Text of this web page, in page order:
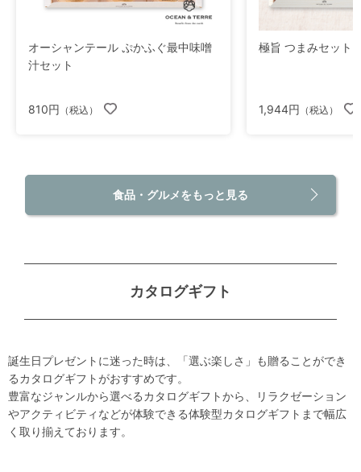
オーシャンテール ぷかふぐ最中味噌
汁セット
810円 （税込）
極旨 つまみセットI
1,944円 （税込）
食品・グルメをもっと見る
カタログギフト
誕生日プレゼントに迷った時は、「選ぶ楽しさ」も贈ることができ
るカタログギフトがおすすめです。
豊富なジャンルから選べるカタログギフトから、リラクゼーション
やアクティビティなどが体験できる体験型カタログギフトまで幅広
く取り揃えております。